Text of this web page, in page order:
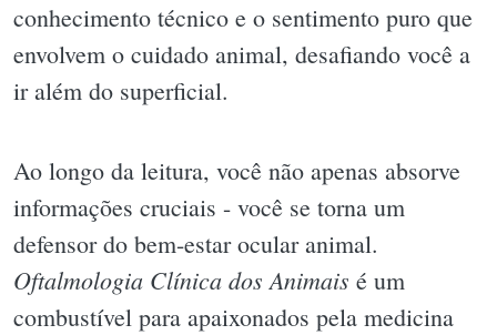
conhecimento técnico e o sentimento puro que
envolvem o cuidado animal, desafiando você a
ir além do superficial.
Ao longo da leitura, você não apenas absorve
informações cruciais - você se torna um
defensor do bem-estar ocular animal.
Oftalmologia Clínica dos Animais é um
combustível para apaixonados pela medicina